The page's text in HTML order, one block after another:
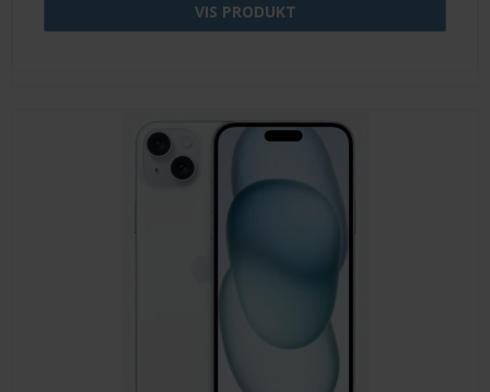
VIS PRODUKT